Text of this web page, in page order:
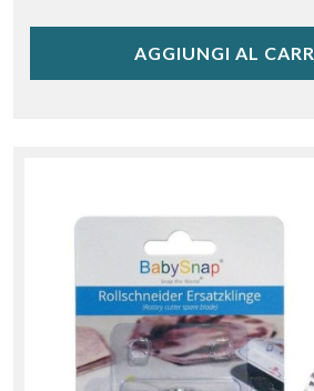
AGGIUNGI AL